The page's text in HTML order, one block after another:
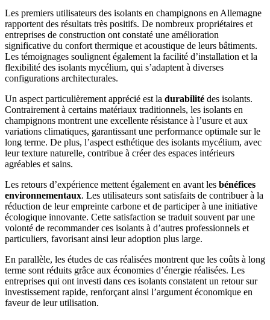
Les premiers utilisateurs des isolants en champignons en Allemagne
rapportent des résultats très positifs. De nombreux propriétaires et
entreprises de construction ont constaté une amélioration
significative du confort thermique et acoustique de leurs bâtiments.
Les témoignages soulignent également la facilité d’installation et la
flexibilité des isolants mycélium, qui s’adaptent à diverses
configurations architecturales.
Un aspect particulièrement apprécié est la durabilité des isolants.
Contrairement à certains matériaux traditionnels, les isolants en
champignons montrent une excellente résistance à l’usure et aux
variations climatiques, garantissant une performance optimale sur le
long terme. De plus, l’aspect esthétique des isolants mycélium, avec
leur texture naturelle, contribue à créer des espaces intérieurs
agréables et sains.
Les retours d’expérience mettent également en avant les bénéfices
environnementaux. Les utilisateurs sont satisfaits de contribuer à la
réduction de leur empreinte carbone et de participer à une initiative
écologique innovante. Cette satisfaction se traduit souvent par une
volonté de recommander ces isolants à d’autres professionnels et
particuliers, favorisant ainsi leur adoption plus large.
En parallèle, les études de cas réalisées montrent que les coûts à long
terme sont réduits grâce aux économies d’énergie réalisées. Les
entreprises qui ont investi dans ces isolants constatent un retour sur
investissement rapide, renforçant ainsi l’argument économique en
faveur de leur utilisation.